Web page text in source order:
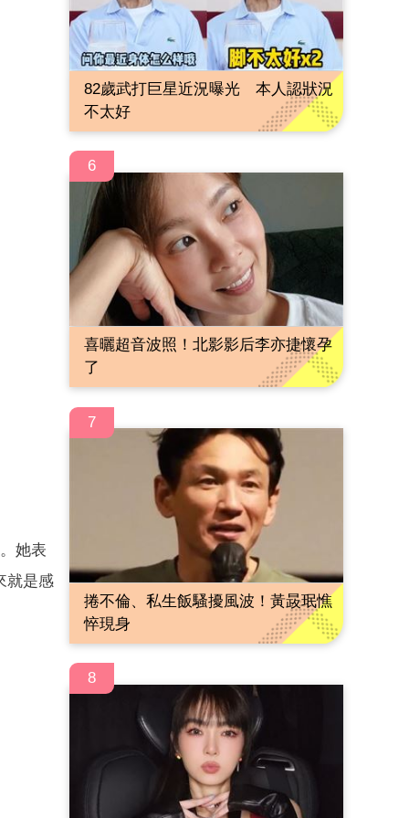
她表
就是感
82歲武打巨星近況曝光 本人認狀況
不太好
6
喜曬超音波照！北影影后李亦捷懷孕
了
7
捲不倫、私生飯騷擾風波！黃晸珉憔
悴現身
8